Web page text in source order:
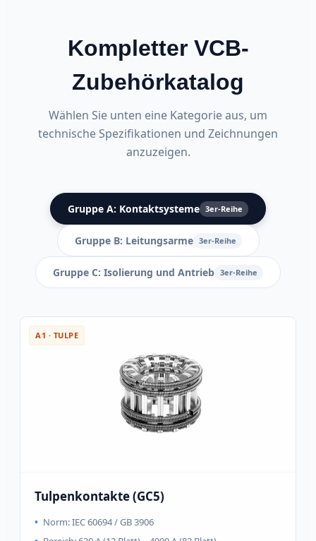
Kompletter VCB-
Zubehörkatalog
Wählen Sie unten eine Kategorie aus, um
technische Spezifikationen und Zeichnungen
anzuzeigen.
Gruppe A: Kontaktsysteme 3er-Reihe
Gruppe B: Leitungsarme 3er-Reihe
Gruppe C: Isolierung und Antrieb 3er-Reihe
A1 · TULPE
Tulpenkontakte (GC5)
Norm: IEC 60694 / GB 3906